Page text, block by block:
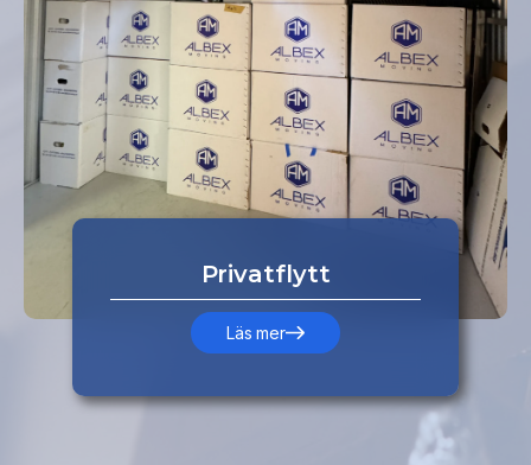
Privatflytt
Läs merom privatflytt